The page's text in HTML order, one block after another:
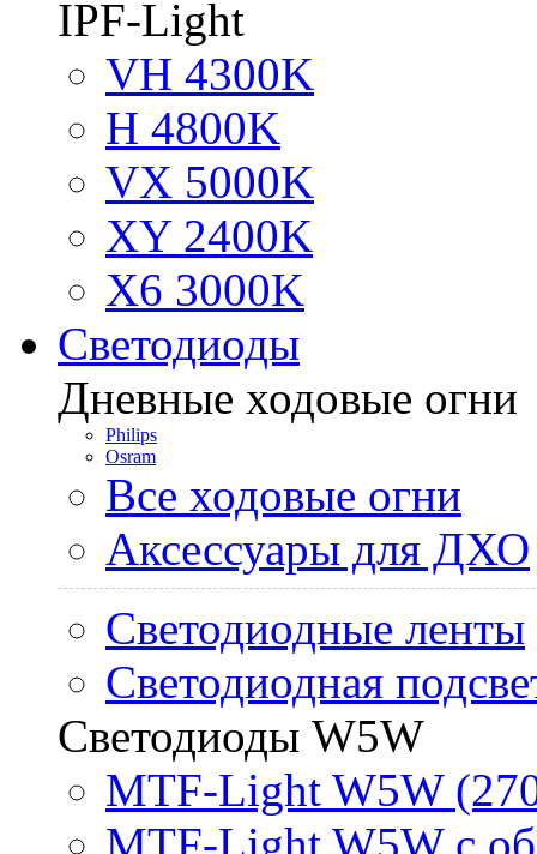
IPF-Light
VH 4300K
H 4800K
VX 5000K
XY 2400K
X6 3000K
Светодиоды
Дневные ходовые огни
Philips
Osram
Все ходовые огни
Аксессуары для ДХО
Светодиодные ленты
Светодиодная
Светодиоды W5W
MTF-Light W5W